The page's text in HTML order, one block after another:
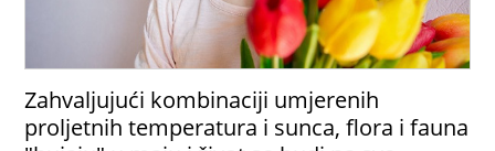
Zahvaljujući kombinaciji umjerenih
proljetnih temperatura i sunca, flora i fauna